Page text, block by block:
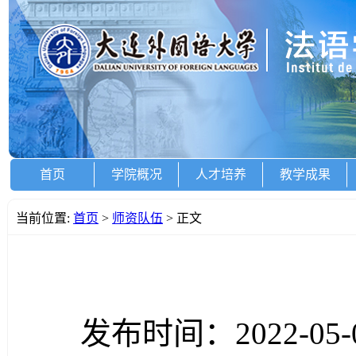
首页 学院概况 人才培养 教学成果
当前位置: 首页 > 师资队伍 > 正文
发布时间：2022-